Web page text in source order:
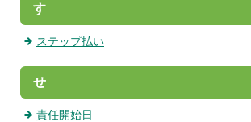
す
ステップ払い
せ
責任開始日